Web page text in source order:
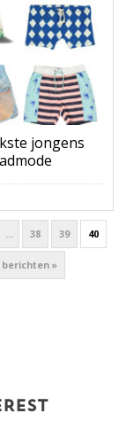
jongens
38 39 40
»